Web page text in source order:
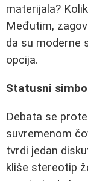
materijala?
Međutim,
da su moderne
opcija.
Statusni
Debata se
suvremenom
tvrdi jedan
kliše stereotip